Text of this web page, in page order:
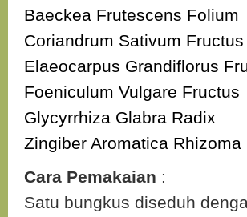
Baeckea Frutescens Folium
Coriandrum Sativum Fructus
Elaeocarpus Grandiflorus
Foeniculum Vulgare Fructus
Glycyrrhiza Glabra Radix
Zingiber Aromatica Rhizoma
Cara Pemakaian :
Satu bungkus diseduh